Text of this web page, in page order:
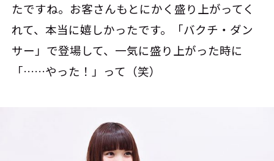
たですね。お客さんもとにかく盛り上がってく
れて、本当に嬉しかったです。「バクチ・ダン
サー」で登場して、一気に盛り上がった時に
「……やった！」って（笑）